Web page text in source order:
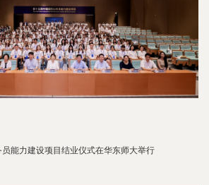
能力建设项目结业仪式在华东师大举行